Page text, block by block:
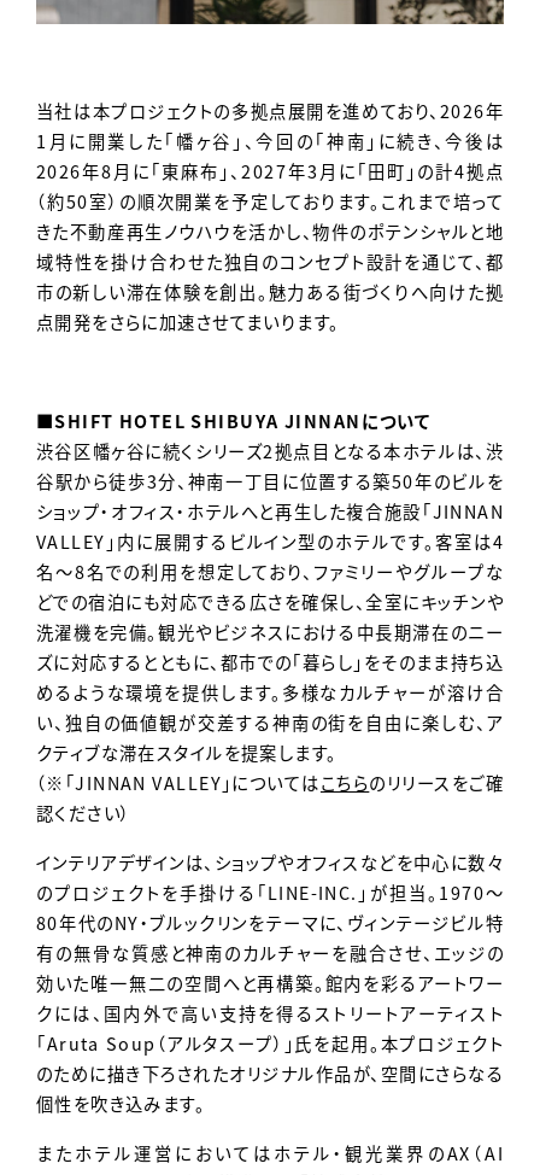
当社は本プロジェクトの多拠点展開を進めており、2026年
1月に開業した「幡ヶ谷」、今回の「神南」に続き、今後は
2026年8月に「東麻布」、2027年3月に「田町」の計4拠点
（約50室）の順次開業を予定しております。これまで培って
きた不動産再生ノウハウを活かし、物件のポテンシャルと地
域特性を掛け合わせた独自のコンセプト設計を通じて、都
市の新しい滞在体験を創出。魅力ある街づくりへ向けた拠
点開発をさらに加速させてまいります。
■SHIFT HOTEL SHIBUYA JINNANについて
渋谷区幡ヶ谷に続くシリーズ2拠点目となる本ホテルは、渋
谷駅から徒歩3分、神南一丁目に位置する築50年のビルを
ショップ・オフィス・ホテルへと再生した複合施設「JINNAN
VALLEY」内に展開するビルイン型のホテルです。客室は4
名〜8名での利用を想定しており、ファミリーやグループな
どでの宿泊にも対応できる広さを確保し、全室にキッチンや
洗濯機を完備。観光やビジネスにおける中長期滞在のニー
ズに対応するとともに、都市での「暮らし」をそのまま持ち込
めるような環境を提供します。多様なカルチャーが溶け合
い、独自の価値観が交差する神南の街を自由に楽しむ、ア
クティブな滞在スタイルを提案します。
（※「JINNAN VALLEY」についてはこちらのリリースをご確
認ください）
インテリアデザインは、ショップやオフィスなどを中心に数々
のプロジェクトを手掛ける「LINE-INC.」が担当。1970〜
80年代のNY・ブルックリンをテーマに、ヴィンテージビル特
有の無骨な質感と神南のカルチャーを融合させ、エッジの
効いた唯一無二の空間へと再構築。館内を彩るアートワー
クには、国内外で高い支持を得るストリートアーティスト
「Aruta Soup（アルタスープ）」氏を起用。本プロジェクト
のために描き下ろされたオリジナル作品が、空間にさらなる
個性を吹き込みます。
またホテル運営においてはホテル・観光業界のAX（AI